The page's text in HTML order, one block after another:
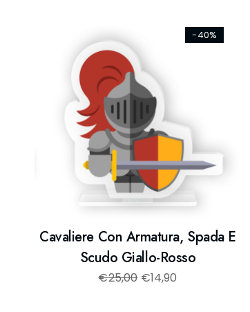
-40%
Cavaliere Con Armatura, Spada E
Scudo Giallo-Rosso
€25,00 €14,90